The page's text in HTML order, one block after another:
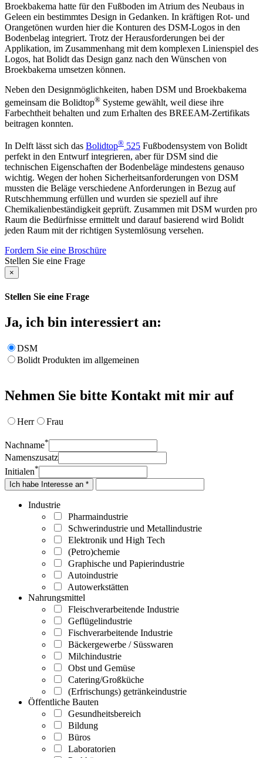
Broekbakema hatte für den Fußboden im Atrium des Neubaus in
Geleen ein bestimmtes Design in Gedanken. In kräftigen Rot- und
Orangetönen wurden hier die Konturen des DSM-Logos in den
Bodenbelag integriert. Trotz der Herausforderungen bei der
Applikation, im Zusammenhang mit dem komplexen Linienspiel des
Logos, hat Bolidt das Design ganz nach den Wünschen von
Broekbakema umsetzen können.
Neben den Designmöglichkeiten, haben DSM und Broekbakema
gemeinsam die Bolidtop® Systeme gewählt, weil diese ihre
Farbechtheit behalten und zum Erhalten des BREEAM-Zertifikats
beitragen konnten.
In Delft lässt sich das Bolidtop® 525 Fußbodensystem von Bolidt
perfekt in den Entwurf integrieren, aber für DSM sind die
technischen Eigenschaften der Bodenbeläge mindestens genauso
wichtig. Wegen der hohen Sicherheitsanforderungen von DSM
mussten die Beläge verschiedene Anforderungen in Bezug auf
Rutschhemmung erfüllen und wurden sie speziell auf ihre
Chemikalienbeständigkeit geprüft. Zusammen mit DSM wurden pro
Raum die Bedürfnisse ermittelt und darauf basierend wird Bolidt
jeden Raum mit der richtigen Systemlösung versehen.
Fordern Sie eine Broschüre
Stellen Sie eine Frage
×
Stellen Sie eine Frage
Ja, ich bin interessiert an:
DSM
Bolidt Produkten im allgemeinen
Nehmen Sie bitte Kontakt mit mir auf
Herr Frau
Nachname*
Namenszusatz
Initialen*
Ich habe Interesse an *
Industrie
Pharmaindustrie
Schwerindustrie und Metallindustrie
Elektronik und High Tech
(Petro)chemie
Graphische und Papierindustrie
Autoindustrie
Autowerkstätten
Nahrungsmittel
Fleischverarbeitende Industrie
Geflügelindustrie
Fischverarbeitende Industrie
Bäckergewerbe / Süsswaren
Milchindustrie
Obst und Gemüse
Catering/Großküche
(Erfrischungs) getränkeindustrie
Öffentliche Bauten
Gesundheitsbereich
Bildung
Büros
Laboratorien